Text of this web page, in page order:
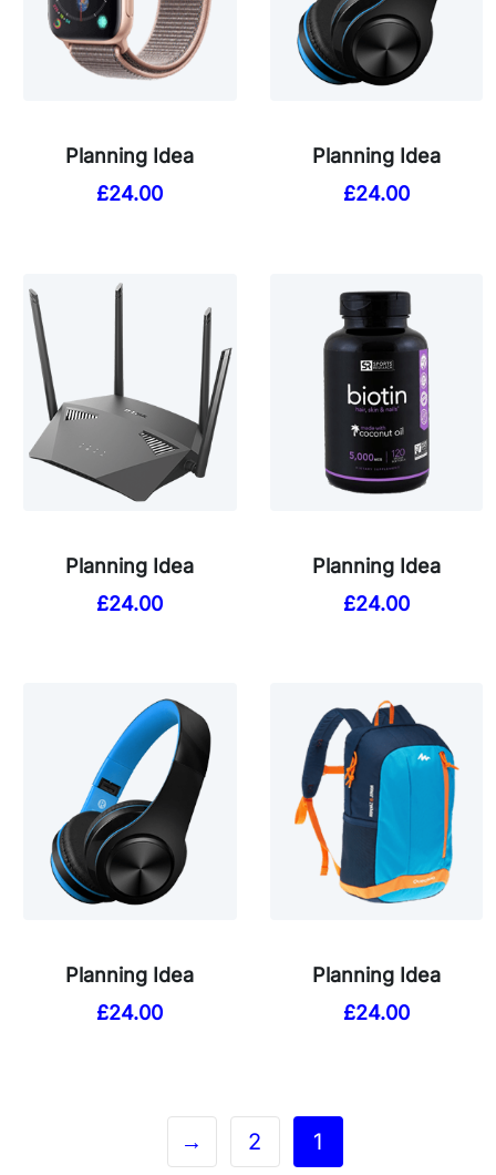
Planning Idea
£24.00
Planning Idea
£24.00
Planning Idea
£24.00
Planning Idea
£24.00
Planning Idea
£24.00
Planning Idea
£24.00
1
2
→